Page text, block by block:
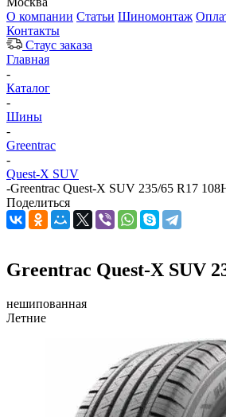
О компании Статьи Шиномонтаж
Контакты
Стаус заказа
Главная
-
Каталог
-
Шины
-
Greentrac
-
Quest-X SUV
-Greentrac Quest-X SUV 235/65 R17
Поделиться
Greentrac Quest-X SUV
нешипованная
Летние